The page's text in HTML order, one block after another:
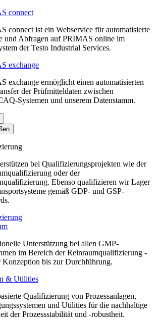
connect
connect ist ein Webservice für automatisierte
und Abfragen auf PRIMAS online im
der Testo Industrial Services.
exchange
exchange ermöglicht einen automatisierten
der Prüfmitteldaten zwischen
Systemen und unserem Datenstamm.
bei Qualifizierungsprojekten wie der
oder der
Ebenso qualifizieren wir Lager
gemäß GDP- und GSP-
Unterstützung bei allen GMP-
im Bereich der Reinraumqualifizierung -
Konzeption bis zur Durchführung.
& Utilities
Qualifizierung von Prozessanlagen,
und Utilities für die nachhaltige
der Prozessstabilität und -robustheit.